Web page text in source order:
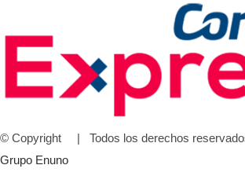
© Copyright
| Todos los derechos
Grupo Enuno